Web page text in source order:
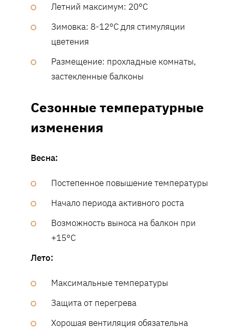
Летний максимум: 20°C
Зимовка: 8-12°C для стимуляции
цветения
Размещение: прохладные комнаты,
застекленные балконы
Сезонные температурные
изменения
Весна:
Постепенное повышение температуры
Начало периода активного роста
Возможность выноса на балкон при
+15°C
Лето:
Максимальные температуры
Защита от перегрева
Хорошая вентиляция обязательна